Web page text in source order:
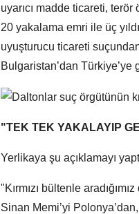
uyarıcı madde ticareti,
20 yakalama emri ile üç
uyuşturucu ticareti
Bulgaristan’dan Türkiye’ye
"TEK TEK YAKALAYIP
Yerlikaya şu açıklamayı
"Kırmızı bültenle
Sinan Memi’yi Polonya’dan,